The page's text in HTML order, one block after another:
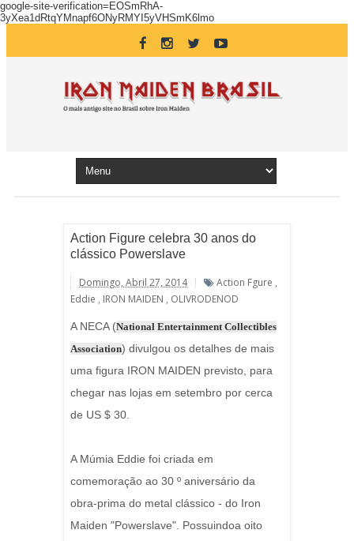
google-site-verification=EOSmRhA-
3yXea1dRtqYMnapf6ONyRMYI5yVHSmK6lmo
Action Figure celebra 30 anos do
clássico Powerslave
Domingo, Abril 27, 2014 Action Fgure ,
Eddie , IRON MAIDEN , OLIVRODENOD
A NECA (National Entertainment Collectibles
Association) divulgou os detalhes de mais
uma figura IRON MAIDEN previsto, para
chegar nas lojas em setembro por cerca
de US $ 30.
A Múmia Eddie foi criada em
comemoração ao 30 º aniversário da
obra-prima do metal clássico - do Iron
Maiden "Powerslave". Possuindoa oito